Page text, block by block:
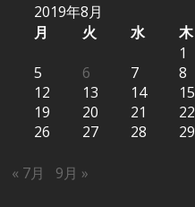
2019年8月
月
火 水 木
1
5
6 7 8
12
13 14 15
19
20 21 22
26
27 28 29
« 7月 9月 »